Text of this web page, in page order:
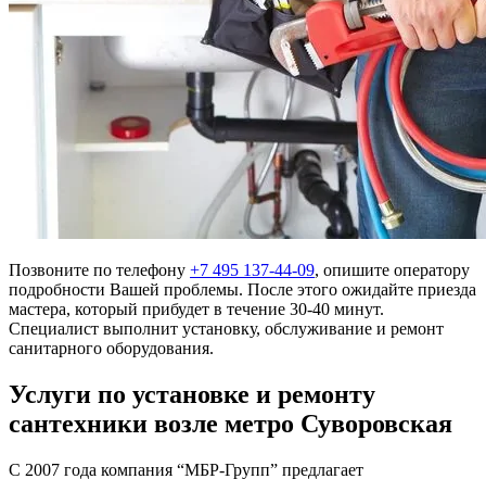
Позвоните по телефону +7 495 137-44-09, опишите оператору
подробности Вашей проблемы. После этого ожидайте приезда
мастера, который прибудет в течение 30-40 минут.
Специалист выполнит установку, обслуживание и ремонт
санитарного оборудования.
Услуги по установке и ремонту
сантехники возле метро Суворовская
С 2007 года компания “МБР-Групп” предлагает